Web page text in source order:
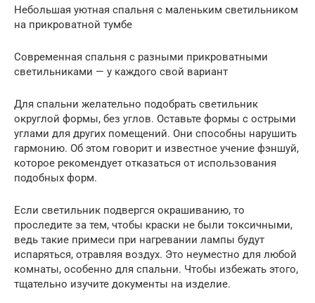
Небольшая уютная спальня с маленьким светильником
на прикроватной тумбе
Современная спальня с разными прикроватными
светильниками — у каждого свой вариант
Для спальни желательно подобрать светильник
округлой формы, без углов. Оставьте формы с острыми
углами для других помещений. Они способны нарушить
гармонию. Об этом говорит и известное учение фэншуй,
которое рекомендует отказаться от использования
подобных форм.
Если светильник подвергся окрашиванию, то
проследите за тем, чтобы краски не были токсичными,
ведь такие примеси при нагревании лампы будут
испаряться, отравляя воздух. Это неуместно для любой
комнаты, особенно для спальни. Чтобы избежать этого,
тщательно изучите документы на изделие.